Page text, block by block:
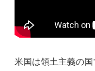
米国は領土主義の国